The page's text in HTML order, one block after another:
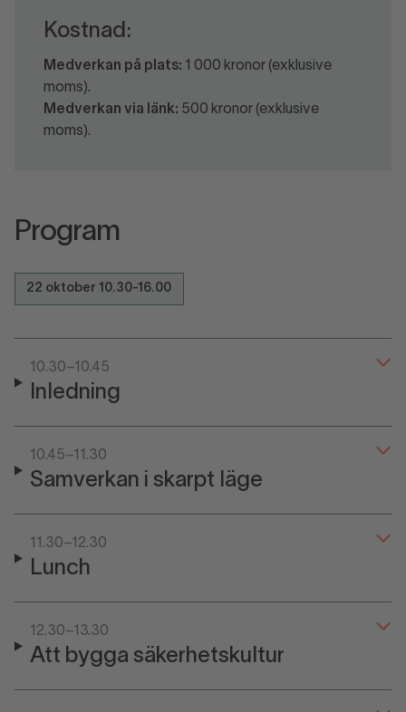
Kostnad:
Medverkan på plats: 1 000 kronor (exklusive
moms).
Medverkan via länk: 500 kronor (exklusive
moms).
Program
22 oktober 10.30-16.00
10.30–10.45
Inledning
10.45–11.30
Samverkan i skarpt läge
11.30–12.30
Lunch
12.30–13.30
Att bygga säkerhetskultur